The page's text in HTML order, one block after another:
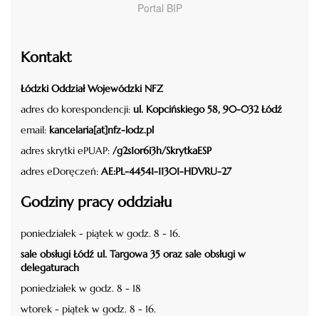
Portal BIP
Kontakt
Łódzki Oddział Wojewódzki NFZ
adres do korespondencji: ul. Kopcińskiego 58, 90-032 Łódź
email: kancelaria[at]nfz-lodz.pl
adres skrytki ePUAP: /g2s1or6i3h/SkrytkaESP
adres eDoręczeń: AE:PL-44541-11301-HDVRU-27
Godziny pracy oddziału
poniedziałek - piątek w godz. 8 - 16.
sale obsługi Łódź ul. Targowa 35 oraz sale obsługi w
delegaturach
poniedziałek w godz. 8 - 18
wtorek - piątek w godz. 8 - 16.